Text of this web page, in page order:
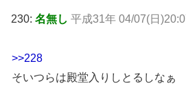
230: 名無し 平成31年 04/07(日
>>228
そいつらは殿堂入りしとるしなぁ